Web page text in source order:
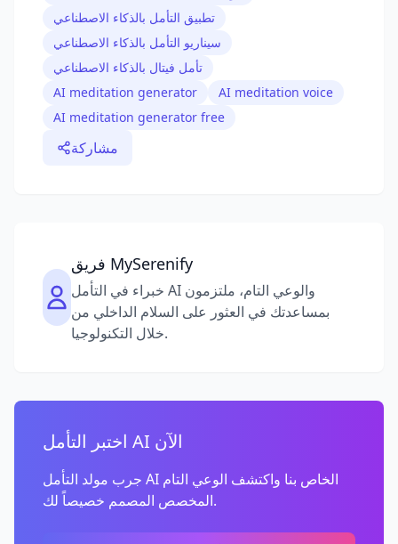
تطبيق التأمل بالذكاء الاصطناعي
سيناريو التأمل بالذكاء الاصطناعي
تأمل فيتال بالذكاء الاصطناعي
AI meditation generator
AI meditation voice
AI meditation generator free
مشاركة
فريق MySerenify
خبراء في التأمل AI والوعي التام، ملتزمون
بمساعدتك في العثور على السلام الداخلي من
خلال التكنولوجيا.
اختبر التأمل AI الآن
جرب مولد التأمل AI الخاص بنا واكتشف الوعي التام
المخصص المصمم خصيصاً لك.